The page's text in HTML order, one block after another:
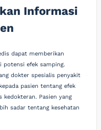
Informasi
dapat memberikan
potensi efek samping.
dokter spesialis penyakit
pasien tentang efek
kedokteran. Pasien yang
sadar tentang kesehatan